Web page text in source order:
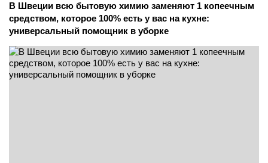
В Швеции всю бытовую химию заменяют 1 копеечным
средством, которое 100% есть у вас на кухне:
универсальный помощник в уборке